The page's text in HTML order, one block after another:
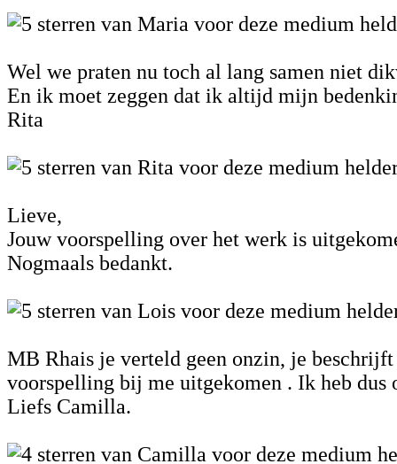
Wel we praten nu toch al lang samen niet
En ik moet zeggen dat ik altijd mijn
Rita
Lieve,
Jouw voorspelling over het werk is
Nogmaals bedankt.
MB Rhais je verteld geen onzin, je
voorspelling bij me uitgekomen . Ik heb dus
Liefs Camilla.